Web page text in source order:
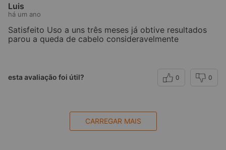
Luis
há um ano
Satisfeito Uso a uns três meses já obtive resultados
parou a queda de cabelo consideravelmente
esta avaliação foi útil? 0 0
CARREGAR MAIS